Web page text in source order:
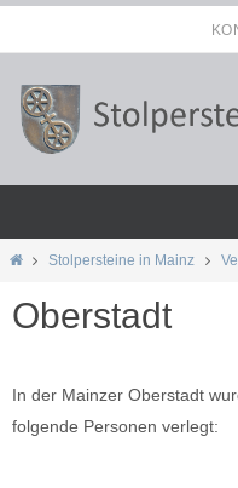
Inhalt
springen
StartStolpersteine in Mainz
Oberstadt
In der Mainzer Oberstadt
folgende Personen verlegt: